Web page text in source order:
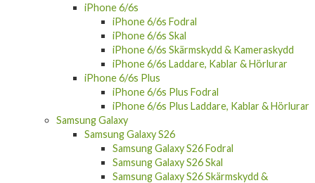
iPhone 6/6s
iPhone 6/6s Fodral
iPhone 6/6s Skal
iPhone 6/6s Skärmskydd & Kameraskydd
iPhone 6/6s Laddare, Kablar & Hörlurar
iPhone 6/6s Plus
iPhone 6/6s Plus Fodral
iPhone 6/6s Plus Laddare, Kablar & Hörlurar
Samsung Galaxy
Samsung Galaxy S26
Samsung Galaxy S26 Fodral
Samsung Galaxy S26 Skal
Samsung Galaxy S26 Skärmskydd &